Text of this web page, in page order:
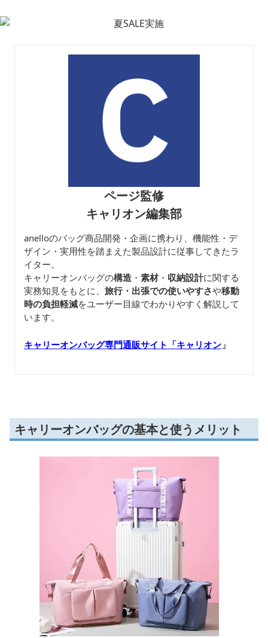
ページ監修
キャリオン編集部
anelloのバッグ商品開発・企画に携わり、機能性・デ
ザイン・実用性を踏まえた製品設計に従事してきたラ
イター。
キャリーオンバッグの構造 ・ 素材・ 収納設計に関する
実務知見をもとに、 旅行・出張での使いやすさや移動
時の負担軽減をユーザー目線でわかりやすく解説して
います。
キャリーオンバッグ専門通販サイト「キャリオン 」
キャリーオンバッグの基本と使うメリット